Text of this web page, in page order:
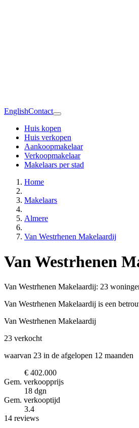
EnglishContact
Huis kopen
Huis verkopen
Aankoopmakelaar
Verkoopmakelaar
Makelaars per stad
Home
Makelaars
Almere
Van Westrhenen Makelaardij
Van Westrhenen
Van Westrhenen Makelaardij: 23
Van Westrhenen Makelaardij is een
Van Westrhenen Makelaardij
23 verkocht
waarvan 23 in de afgelopen 12 maanden
€ 402.000
Gem. verkoopprijs
18 dgn
Gem. verkooptijd
3.4
14 reviews